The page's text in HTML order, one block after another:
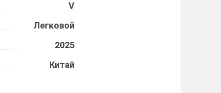
V
Легковой
2025
Китай